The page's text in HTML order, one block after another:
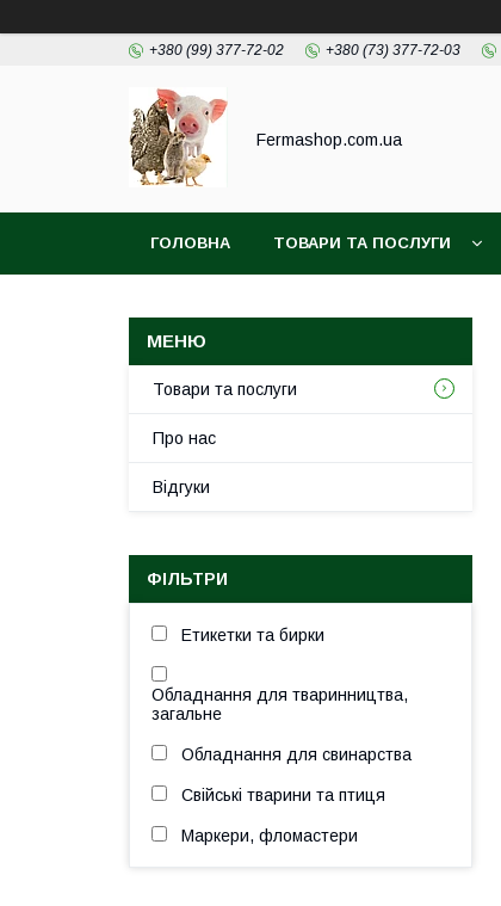
+380 (99) 377-72-02 +380 (73) 377-72-03
Fermashop.com.ua
ГОЛОВНА ТОВАРИ ТА ПОСЛУГИ
Товари та послуги
Про нас
Відгуки
ФІЛЬТРИ
Етикетки та бирки
Обладнання для тваринництва,
загальне
Обладнання для свинарства
Свійські тварини та птиця
Маркери, фломастери